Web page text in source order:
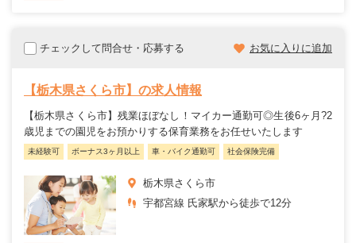
チェックして問合せ・応募する お気に入りに追加
【栃木県さくら市】の求人情報
【栃木県さくら市】残業ほぼなし！マイカー通勤可◎生後6ヶ月?2
歳児までの園児をお預かりする保育業務をお任せいたします
未経験可 ボーナス3ヶ月以上 車・バイク通勤可 社会保険完備
栃木県さくら市
宇都宮線 氏家駅から徒歩で12分